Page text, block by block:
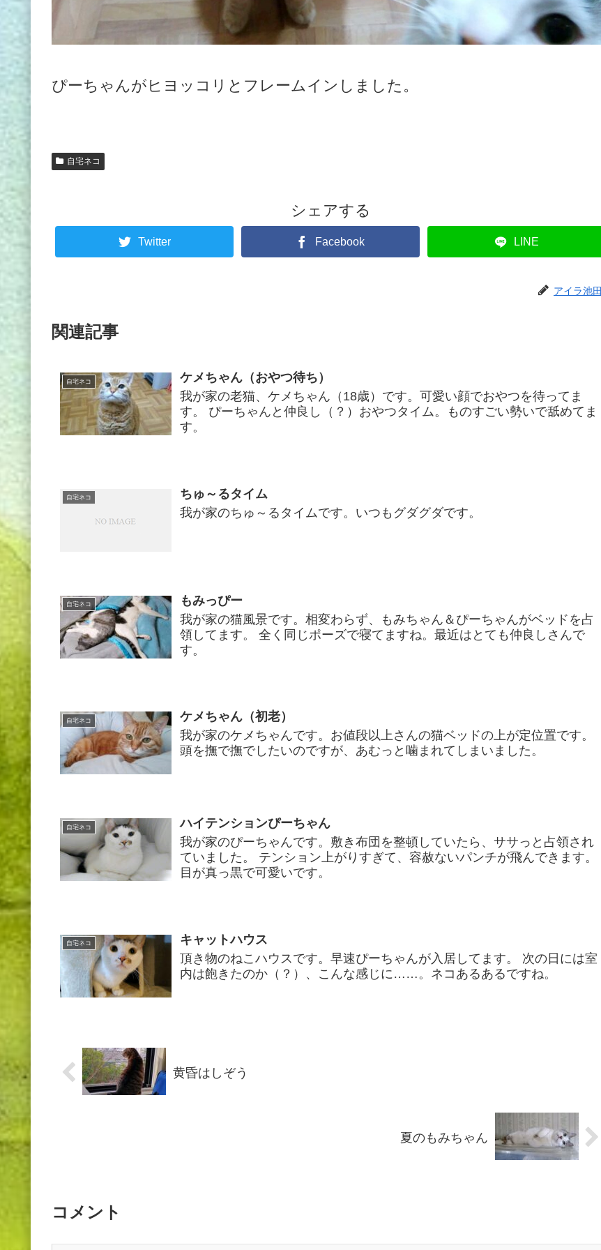
ぴーちゃんがヒヨッコリとフレームインしました。
自宅ネコ
シェアする
Twitter Facebook LINE
アイラ池田
関連記事
自宅ネコ
ケメちゃん（おやつ待ち）
我が家の老猫、ケメちゃん（18歳）です。可愛い顔でおやつを待ってま
す。 ぴーちゃんと仲良し（？）おやつタイム。ものすごい勢いで舐めてま
す。
自宅ネコ
ちゅ～るタイム
我が家のちゅ～るタイムです。いつもグダグダです。
自宅ネコ
もみっぴー
我が家の猫風景です。相変わらず、もみちゃん＆ぴーちゃんがベッドを占
領してます。 全く同じポーズで寝てますね。最近はとても仲良しさんで
す。
自宅ネコ
ケメちゃん（初老）
我が家のケメちゃんです。お値段以上さんの猫ベッドの上が定位置です。
頭を撫で撫でしたいのですが、あむっと噛まれてしまいました。
自宅ネコ
ハイテンションぴーちゃん
我が家のぴーちゃんです。敷き布団を整頓していたら、ササっと占領され
ていました。 テンション上がりすぎて、容赦ないパンチが飛んできます。
目が真っ黒で可愛いです。
自宅ネコ
キャットハウス
頂き物のねこハウスです。早速ぴーちゃんが入居してます。 次の日には室
内は飽きたのか（？）、こんな感じに……。ネコあるあるですね。
黄昏はしぞう
夏のもみちゃん
コメント